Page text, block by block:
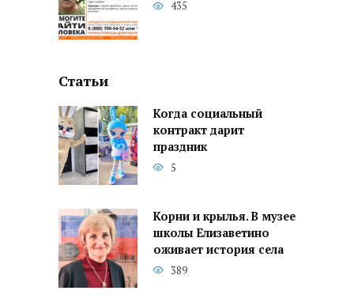
435
Статьи
Когда социальный
контракт дарит
праздник
5
Корни и крылья. В музее
школы Елизаветино
оживает история села
389